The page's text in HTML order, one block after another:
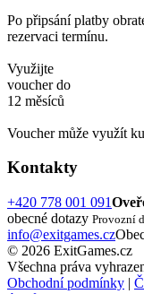
Po připsání platby
rezervaci termínu.
Využijte
voucher do
12 měsíců
Voucher může využít
Kontakty
+420 778 001 091
obecné dotazy Provozní
info@exitgames.cz
© 2026 ExitGames.cz
Všechna práva
Obchodní podmínky |